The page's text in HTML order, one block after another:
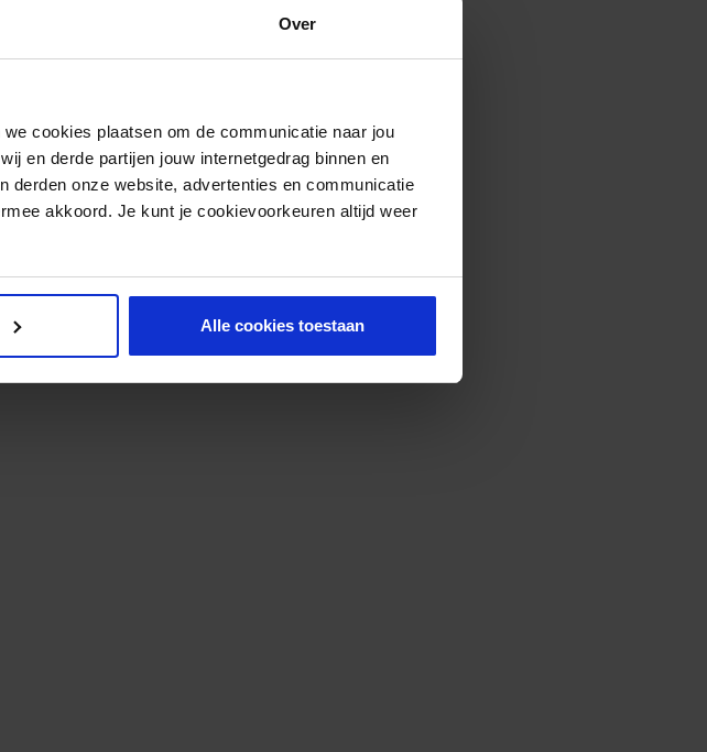
Over
cookies plaatsen om de communicatie naar jou
en derde partijen jouw internetgedrag binnen en
derden onze website, advertenties en communicatie
akkoord. Je kunt je cookievoorkeuren altijd weer
Alle cookies toestaan
Wil je
neem